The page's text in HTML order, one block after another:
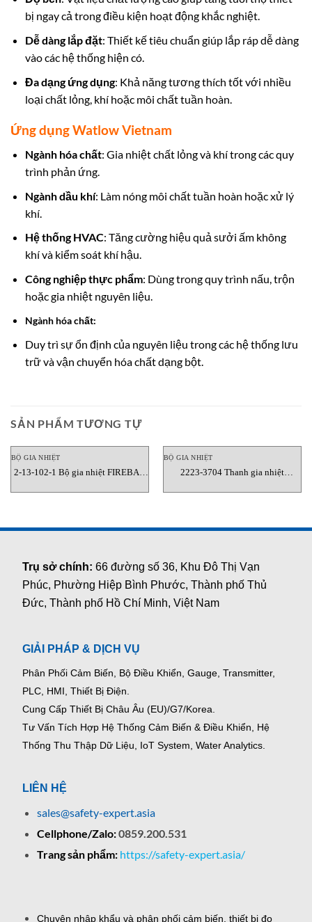
bị ngay cả trong điều kiện hoạt động khắc nghiệt.
Dễ dàng lắp đặt: Thiết kế tiêu chuẩn giúp lắp ráp dễ dàng
vào các hệ thống hiện có.
Đa dạng ứng dụng: Khả năng tương thích tốt với nhiều
loại chất lỏng, khí hoặc môi chất tuần hoàn.
Ứng dụng Watlow Vietnam
Ngành hóa chất: Gia nhiệt chất lỏng và khí trong các quy
trình phản ứng.
Ngành dầu khí: Làm nóng môi chất tuần hoàn hoặc xử lý
khí.
Hệ thống HVAC: Tăng cường hiệu quả sưởi ấm không
khí và kiểm soát khí hậu.
Công nghiệp thực phẩm: Dùng trong quy trình nấu, trộn
hoặc gia nhiệt nguyên liệu.
Ngành hóa chất:
Duy trì sự ổn định của nguyên liệu trong các hệ thống lưu
trữ và vận chuyển hóa chất dạng bột.
SẢN PHẨM TƯƠNG TỰ
BỘ GIA NHIỆT
2-13-102-1 Bộ gia nhiệt FIREBAR
BỘ GIA NHIỆT
2223-3704 Thanh gia nhiệt
Watlow Vietnam
Trụ sở chính:66 đường số 36, Khu Đô Thị Vạn
Phúc, Phường Hiệp Bình Phước, Thành phố Thủ
Đức, Thành phố Hồ Chí Minh, Việt Nam
GIẢI PHÁP & DỊCH VỤ
Phân Phối Cảm Biến, Bộ Điều Khiển, Gauge, Transmitter,
PLC, HMI, Thiết Bị Điện.
Cung Cấp Thiết Bị Châu Âu (EU)/G7/Korea.
Tư Vấn Tích Hợp Hệ Thống Cảm Biến & Điều Khiển, Hệ
Thống Thu Thập Dữ Liệu, IoT System, Water Analytics.
LIÊN HỆ
sales@safety-expert.asia
Cellphone/Zalo:0859.200.531
Trang sản phẩm: https://safety-expert.asia/
Chuyên nhập khẩu và phân phối cảm biến, thiết bị đo